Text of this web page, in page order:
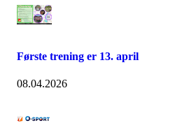
Første trening er 13. april
08.04.2026